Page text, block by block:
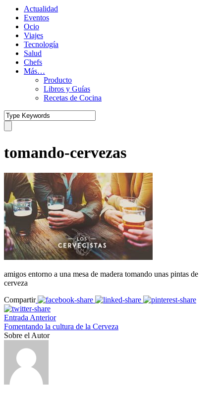
Actualidad
Eventos
Ocio
Viajes
Tecnología
Salud
Chefs
Más…
Producto
Libros y Guías
Recetas de Cocina
tomando-cervezas
amigos entorno a una mesa de madera tomando unas pintas de
cerveza
Compartir
Entrada Anterior
Fomentando la cultura de la Cerveza
Sobre el Autor